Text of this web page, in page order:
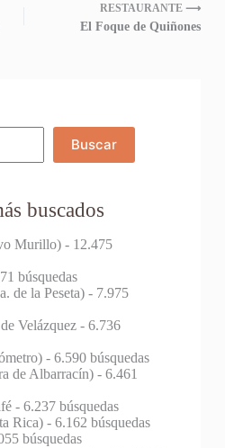
RESTAURANTE ⟶
El Foque de Quiñones
Buscar
buscados
Murillo)- 12.475
búsquedas
de la Peseta)- 7.975
Velázquez- 6.736
- 6.590 búsquedas
de Albarracín)- 6.461
- 6.237 búsquedas
Rica)- 6.162 búsquedas
búsquedas